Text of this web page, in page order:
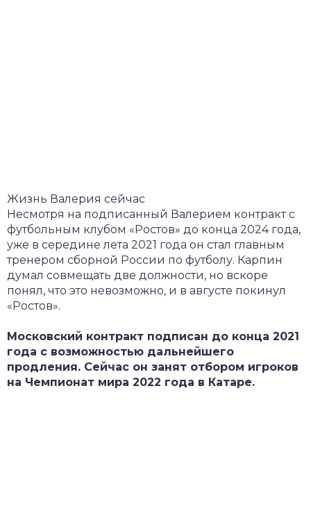
Жизнь Валерия сейчас
Несмотря на подписанный Валерием контракт с
футбольным клубом «Ростов» до конца 2024 года,
уже в середине лета 2021 года он стал главным
тренером сборной России по футболу. Карпин
думал совмещать две должности, но вскоре
понял, что это невозможно, и в августе покинул
«Ростов».
Московский контракт подписан до конца 2021
года с возможностью дальнейшего
продления. Сейчас он занят отбором игроков
на Чемпионат мира 2022 года в Катаре.